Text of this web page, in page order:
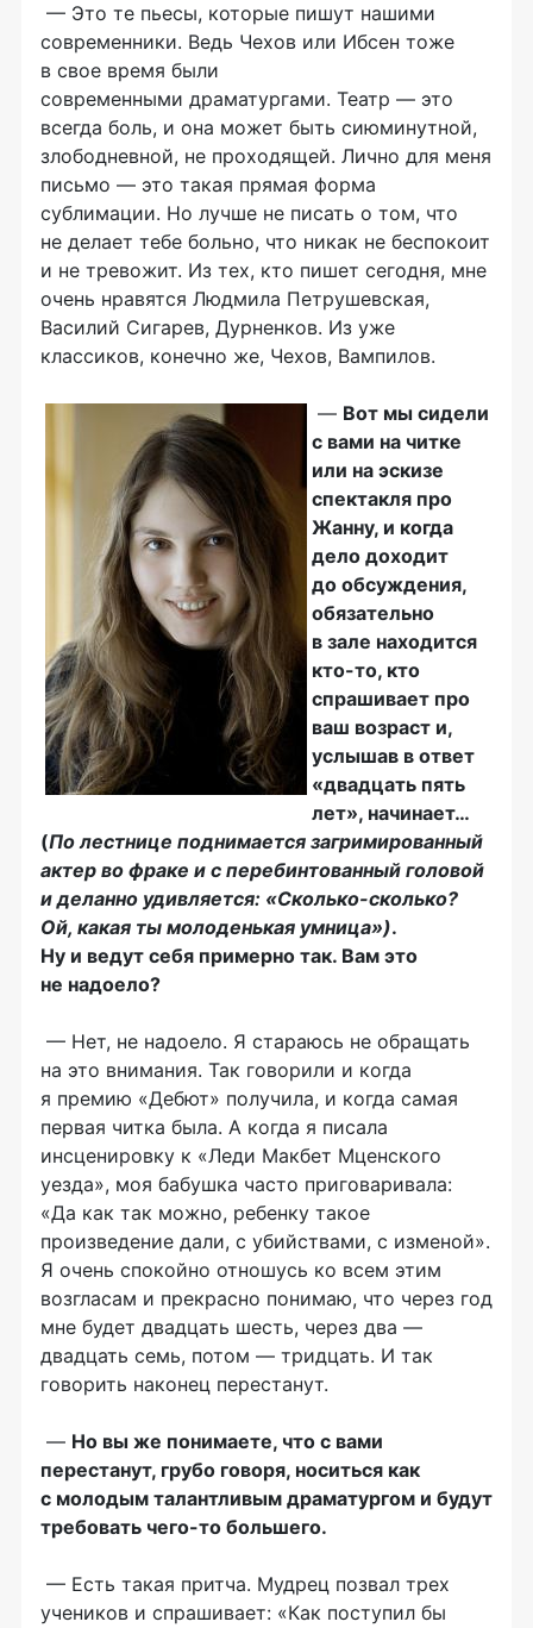
— Это те пьесы, которые пишут нашими
современники. Ведь Чехов или Ибсен тоже
в свое время были
современными драматургами. Театр — это
всегда боль, и она может быть сиюминутной,
злободневной, не проходящей. Лично для меня
письмо — это такая прямая форма
сублимации. Но лучше не писать о том, что
не делает тебе больно, что никак не беспокоит
и не тревожит. Из тех, кто пишет сегодня, мне
очень нравятся Людмила Петрушевская,
Василий Сигарев, Дурненков. Из уже
классиков, конечно же, Чехов, Вампилов.
— Вот мы сидели
с вами на читке
или на эскизе
спектакля про
Жанну, и когда
дело доходит
до обсуждения,
обязательно
в зале находится
кто-то, кто
спрашивает про
ваш возраст и,
услышав в ответ
«двадцать пять
лет», начинает…
(По лестнице поднимается загримированный
актер во фраке и с перебинтованный головой
и деланно удивляется: «Сколько-сколько?
Ой, какая ты молоденькая умница»).
Ну и ведут себя примерно так. Вам это
не надоело?
— Нет, не надоело. Я стараюсь не обращать
на это внимания. Так говорили и когда
я премию «Дебют» получила, и когда самая
первая читка была. А когда я писала
инсценировку к «Леди Макбет Мценского
уезда», моя бабушка часто приговаривала:
«Да как так можно, ребенку такое
произведение дали, с убийствами, с изменой».
Я очень спокойно отношусь ко всем этим
возгласам и прекрасно понимаю, что через год
мне будет двадцать шесть, через два —
двадцать семь, потом — тридцать. И так
говорить наконец перестанут.
— Но вы же понимаете, что с вами
перестанут, грубо говоря, носиться как
с молодым талантливым драматургом и будут
требовать чего-то большего.
— Есть такая притча. Мудрец позвал трех
учеников и спрашивает: «Как поступил бы